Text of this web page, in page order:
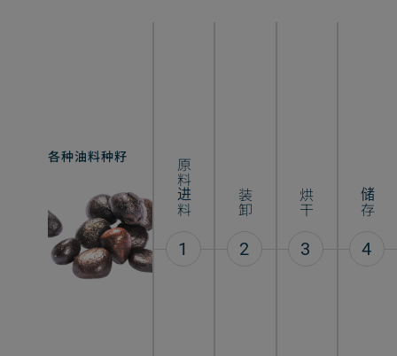
各种油料种籽
原料进料
1
装卸
2
烘干
3
储存
4